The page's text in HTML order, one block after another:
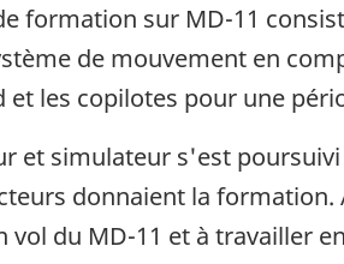
formation sur MD-11
de mouvement en
les copilotes pour une
et simulateur s'est
donnaient la
vol du MD-11 et à travailler